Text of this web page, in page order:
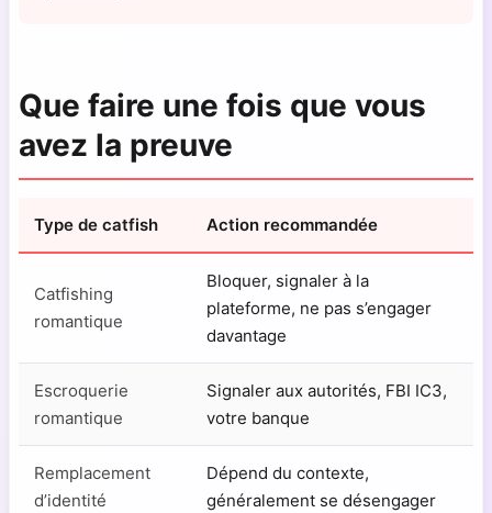
Que faire une fois que vous
avez la preuve
Type de catfish Action recommandée
Catfishing
romantique
Bloquer, signaler à la
plateforme, ne pas s’engager
davantage
Escroquerie
romantique
Signaler aux autorités, FBI IC3,
votre banque
Remplacement
d’identité
Dépend du contexte,
généralement se désengager